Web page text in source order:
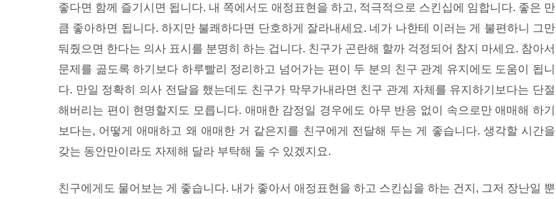
좋다면 함께 즐기시면 됩니다. 내 쪽에서도 애정표현을 하고, 적극적으로 스킨십에 임합니다. 좋은 만
큼 좋아하면 됩니다. 하지만 불쾌하다면 단호하게 잘라내세요. 네가 나한테 이러는 게 불편하니 그만
둬줬으면 한다는 의사 표시를 분명히 하는 겁니다. 친구가 곤란해 할까 걱정되어 참지 마세요. 참아서
문제를 곪도록 하기보다 하루빨리 정리하고 넘어가는 편이 두 분의 친구 관계 유지에도 도움이 됩니
다. 만일 정확히 의사 전달을 했는데도 친구가 막무가내라면 친구 관계 자체를 유지하기보다는 단절
해버리는 편이 현명할지도 모릅니다. 애매한 감정일 경우에도 아무 반응 없이 속으로만 애매해 하기
보다는, 어떻게 애매하고 왜 애매한 거 같은지를 친구에게 전달해 두는 게 좋습니다. 생각할 시간을
갖는 동안만이라도 자제해 달라 부탁해 둘 수 있겠지요.
친구에게도 물어보는 게 좋습니다. 내가 좋아서 애정표현을 하고 스킨십을 하는 건지, 그저 장난일 뿐